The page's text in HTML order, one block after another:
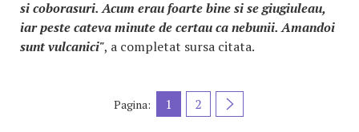
si coborasuri. Acum erau foarte bine si se giugiuleau,
iar peste cateva minute de certau ca nebunii. Amandoi
sunt vulcanici", a completat sursa citata.
Pagina: 1 2